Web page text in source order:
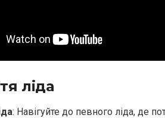
ліда
: Навігуйте до певного ліда, де